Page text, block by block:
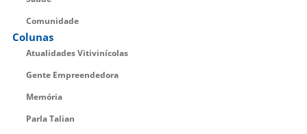
Comunidade
Colunas
Atualidades Vitivinícolas
Gente Empreendedora
Memória
Parla Talian